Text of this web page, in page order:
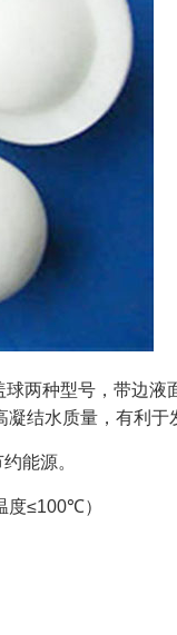
两种型号，带边液
结水质量，有利于
能源。
度≤100℃）